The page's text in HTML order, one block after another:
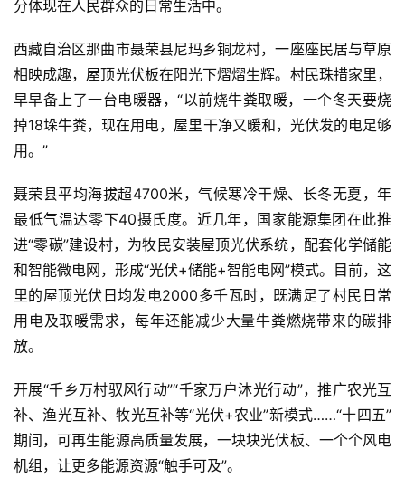
分体现在人民群众的日常生活中。
西藏自治区那曲市聂荣县尼玛乡铜龙村，一座座民居与草原
相映成趣，屋顶光伏板在阳光下熠熠生辉。村民珠措家里，
早早备上了一台电暖器，“以前烧牛粪取暖，一个冬天要烧
掉18垛牛粪，现在用电，屋里干净又暖和，光伏发的电足够
用。”
聂荣县平均海拔超4700米，气候寒冷干燥、长冬无夏，年
最低气温达零下40摄氏度。近几年，国家能源集团在此推
进“零碳”建设村，为牧民安装屋顶光伏系统，配套化学储能
和智能微电网，形成“光伏+储能+智能电网”模式。目前，这
里的屋顶光伏日均发电2000多千瓦时，既满足了村民日常
用电及取暖需求，每年还能减少大量牛粪燃烧带来的碳排
放。
开展“千乡万村驭风行动”“千家万户沐光行动”，推广农光互
补、渔光互补、牧光互补等“光伏+农业”新模式……“十四五”
期间，可再生能源高质量发展，一块块光伏板、一个个风电
机组，让更多能源资源“触手可及”。